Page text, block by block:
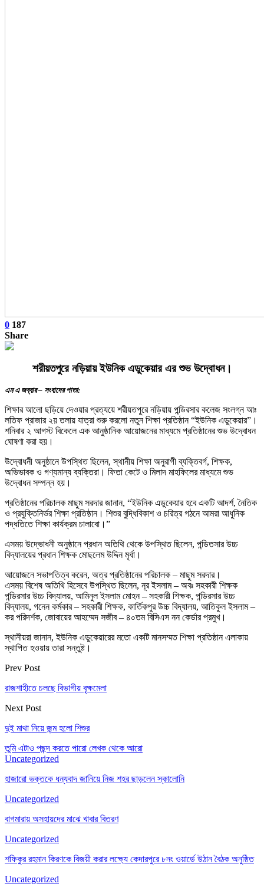
0 187
Share
শরীয়তপুরে নড়িয়ায় ইউনিক এডুকেয়ার এর শুভ উদ্বোধন।
এম এ জব্বার – সংবাদের পাতা:
শিক্ষার আলো ছড়িয়ে দেওয়ার প্রত্যয়ে শরীয়তপুরে নড়িয়ায় পন্ডিরসার কলেজ সংলগ্ন আঃ
লতিফ প্রাজার ২য় তলায় যাত্রা শুরু করলো নতুন শিক্ষা প্রতিষ্ঠান “ইউনিক এডুকেয়ার”।
শনিবার ২ আগস্ট বিকেলে এক আনুষ্ঠানিক আয়োজনের মাধ্যমে প্রতিষ্ঠানের শুভ উদ্বোধন
ঘোষণা করা হয়।
উদ্বোধনী অনুষ্ঠানে উপস্থিত ছিলেন, স্থানীয় শিক্ষা অনুরাগী ব্যক্তিবর্গ, শিক্ষক,
অভিভাবক ও গণ্যমান্য ব্যক্তিরা। ফিতা কেটে ও মিলাদ মাহফিলের মাধ্যমে শুভ
উদ্বোধন সম্পন্ন হয়।
প্রতিষ্ঠানের পরিচালক মাছুম সরদার জানান, “ইউনিক এডুকেয়ার হবে একটি আদর্শ, নৈতিক
ও প্রযুক্তিনির্ভর শিক্ষা প্রতিষ্ঠান। শিশুর বুদ্ধিবিকাশ ও চরিত্র গঠনে আমরা আধুনিক
পদ্ধতিতে শিক্ষা কার্যক্রম চালাবো।”
এসময় উদ্ভোধনী অনুষ্ঠানে প্রধান অতিথি থেকে উপস্থিত ছিলেন, পন্ডিতসার উচ্চ
বিদ্যালয়ের প্রধান শিক্ষক মোছলেম উদ্দিন মৃর্ধা।
আয়োজনে সভাপতিত্ব করেন, অত্র প্রতিষ্ঠানের পরিচালক – মাছুম সরদার।
এসময় বিশেষ অতিথি হিসেবে উপস্থিত ছিলেন, নূর ইসলাম – অবঃ সহকারী শিক্ষক
পন্ডিরসার উচ্চ বিদ্যালয়, আমিনুল ইসলাম মোহন – সহকারী শিক্ষক, পন্ডিরসার উচ্চ
বিদ্যালয়, গনেন কর্মকার – সহকারী শিক্ষক, কার্তিকপুর উচ্চ বিদ্যালয়, আতিকুল ইসলাম –
কর পরিদর্শক, জোবায়ের আহম্মেদ সজীব – ৪০তম বিসিএস নন কের্ডার প্রমুখ।
স্থানীয়রা জানান, ইউনিক এডুকেয়ারের মতো একটি মানসম্মত শিক্ষা প্রতিষ্ঠান এলাকায়
স্থাপিত হওয়ায় তারা সন্তুষ্ট।
Prev Post
রাজশাহীতে চলছে বিভাগীয় বৃক্ষমেলা
Next Post
দুই মাথা নিয়ে জন্ম হলো শিশুর
তুমি এটাও পছন্দ করতে পারো লেখক থেকে আরো
Uncategorized
হাজারো ভক্তকে ধন্যবাদ জানিয়ে নিজ শহর ছাড়লেন স্কালোনি
Uncategorized
বাগমারায় অসহায়দের মাঝে খাবার বিতরণ
Uncategorized
শফিকুর রহমান কিরণকে বিজয়ী করার লক্ষ্যে কেদারপুরে ৮নং ওয়ার্ডে উঠান বৈঠক অনুষ্ঠিত
Uncategorized